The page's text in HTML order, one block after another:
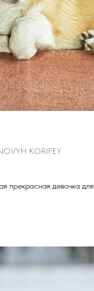
KORIFEY
прекрасная девочка для